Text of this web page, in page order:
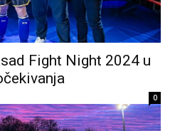
Fight Night 2024 u
0